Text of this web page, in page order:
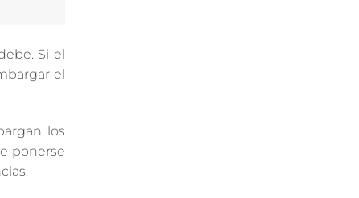
Si el
el
los
ponerse